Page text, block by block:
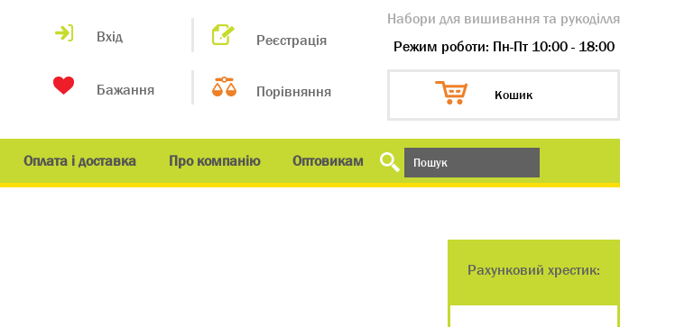
Вхід Реєстрація
Бажання Порівняння
Набори для вишивання та рукоділля
Режим роботи: Пн-Пт 10:00 - 18:00
Кошик
Оплата і доставка Про компанію Оптовикам
Рахунковий хрестик: